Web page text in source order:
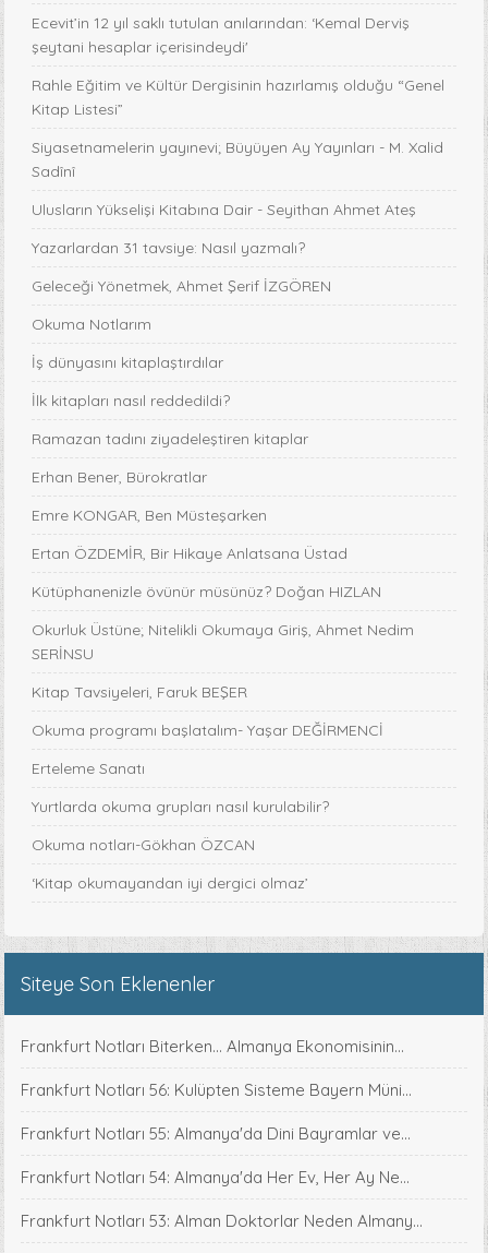
Ecevit’in 12 yıl saklı tutulan anılarından: ‘Kemal Derviş
şeytani hesaplar içerisindeydi'
Rahle Eğitim ve Kültür Dergisinin hazırlamış olduğu “Genel
Kitap Listesi”
Siyasetnamelerin yayınevi; Büyüyen Ay Yayınları - M. Xalid
Sadînî
Ulusların Yükselişi Kitabına Dair - Seyithan Ahmet Ateş
Yazarlardan 31 tavsiye: Nasıl yazmalı?
Geleceği Yönetmek, Ahmet Şerif İZGÖREN
Okuma Notlarım
İş dünyasını kitaplaştırdılar
İlk kitapları nasıl reddedildi?
Ramazan tadını ziyadeleştiren kitaplar
Erhan Bener, Bürokratlar
Emre KONGAR, Ben Müsteşarken
Ertan ÖZDEMİR, Bir Hikaye Anlatsana Üstad
Kütüphanenizle övünür müsünüz? Doğan HIZLAN
Okurluk Üstüne; Nitelikli Okumaya Giriş, Ahmet Nedim
SERİNSU
Kitap Tavsiyeleri, Faruk BEŞER
Okuma programı başlatalım- Yaşar DEĞİRMENCİ
Erteleme Sanatı
Yurtlarda okuma grupları nasıl kurulabilir?
Okuma notları-Gökhan ÖZCAN
‘Kitap okumayandan iyi dergici olmaz’
Siteye Son Eklenenler
Frankfurt Notları Biterken... Almanya Ekonomisinin...
Frankfurt Notları 56: Kulüpten Sisteme Bayern Müni...
Frankfurt Notları 55: Almanya'da Dini Bayramlar ve...
Frankfurt Notları 54: Almanya'da Her Ev, Her Ay Ne...
Frankfurt Notları 53: Alman Doktorlar Neden Almany...